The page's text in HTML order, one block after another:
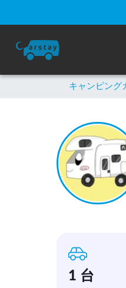
キャンピング
1 台